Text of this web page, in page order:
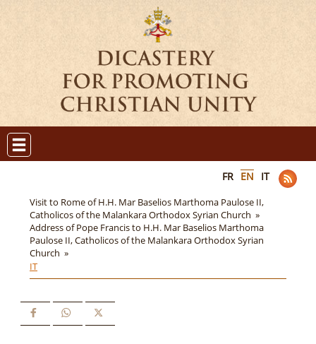
FR EN IT
Visit to Rome of H.H. Mar Baselios Marthoma Paulose II,
Catholicos of the Malankara Orthodox Syrian Church »
Address of Pope Francis to H.H. Mar Baselios Marthoma
Paulose II, Catholicos of the Malankara Orthodox Syrian
Church »
IT